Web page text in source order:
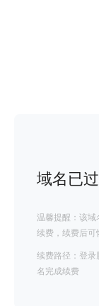
域名已
温馨提醒：该域
续费，续费后可
续费路径：登录
名完成续费